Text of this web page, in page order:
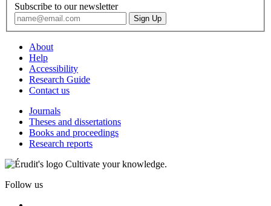
Subscribe to our newsletter
About
Help
Accessibility
Research Guide
Contact us
Journals
Theses and dissertations
Books and proceedings
Research reports
Cultivate your knowledge.
Follow us